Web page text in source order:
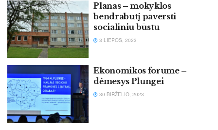
Planas – mokyklos
bendrabutį paversti
socialiniu būstu
3 LIEPOS, 2023
Ekonomikos forume –
dėmesys Plungei
30 BIRŽELIO, 2023